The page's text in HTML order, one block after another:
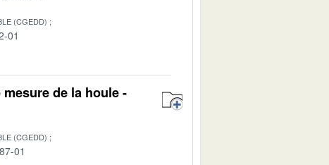
(CGEDD)
01
de la houle -
(CGEDD)
01